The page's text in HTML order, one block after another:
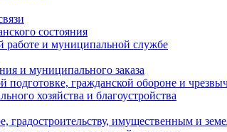
состояния
работе и муниципальной службе
и муниципального заказа
подготовке, гражданской обороне и
хозяйства и благоустройства
градостроительству, имущественным и